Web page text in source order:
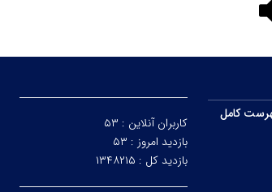
کامل
کاربران آنلاین : ۵۳
بازدید امروز : ۵۳
بازدید کل : ۱۳۴۸۲۱۵